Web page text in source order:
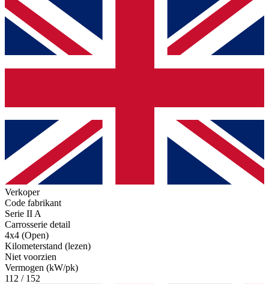
Verkoper
Code fabrikant
Serie II A
Carrosserie detail
4x4 (Open)
Kilometerstand (lezen)
Niet voorzien
Vermogen (kW/pk)
112 / 152